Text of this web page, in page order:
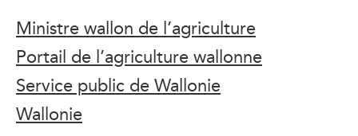
Ministre wallon de l’agriculture
Portail de l’agriculture wallonne
Service public de Wallonie
Wallonie